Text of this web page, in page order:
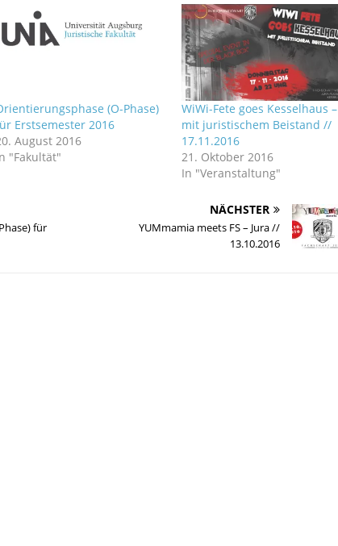
(O-Phase)
Erstsemester 2016
August 2016
"Fakultät"
WiWi-Fete goes Kesselhaus –
mit juristischem Beistand //
17.11.2016
21. Oktober 2016
In "Veranstaltung"
für
NÄCHSTER
YUMmamia meets FS – Jura //
13.10.2016